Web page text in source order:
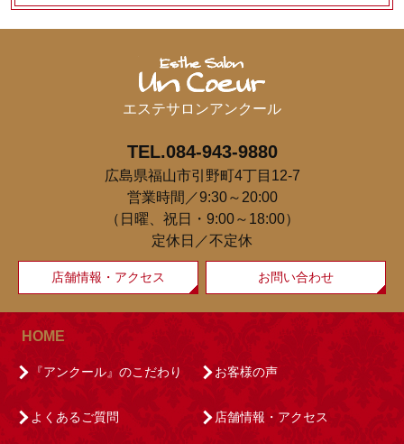
エステサロンアンクール
TEL.084-943-9880
広島県福山市引野町4丁目12-7
営業時間／9:30～20:00
（日曜、祝日・9:00～18:00）
定休日／不定休
店舗情報・アクセス お問い合わせ
HOME
『アンクール』のこだわり お客様の声
よくあるご質問 店舗情報・アクセス